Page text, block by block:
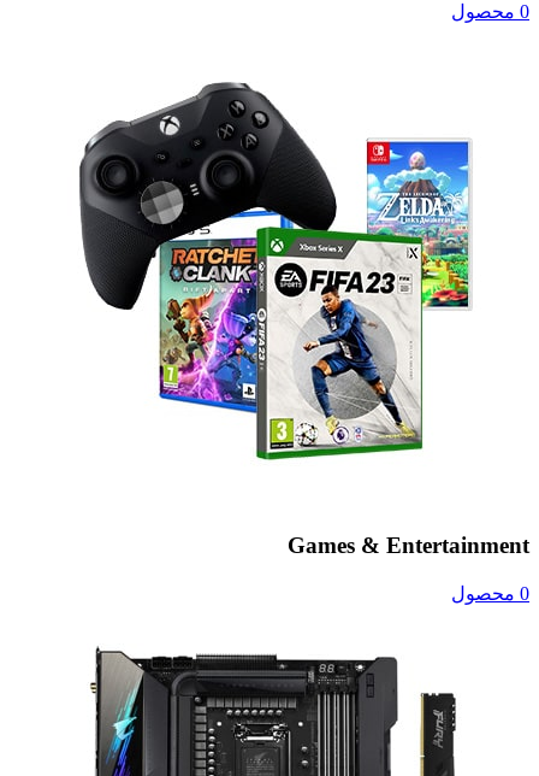
0 محصول
Games & Entertainment
0 محصول